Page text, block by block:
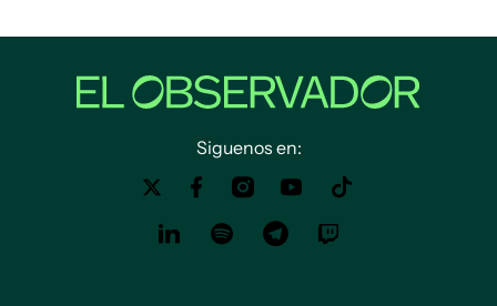
Siguenos en: